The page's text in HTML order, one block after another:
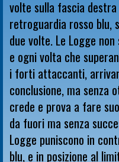
volte sulla fascia
retroguardia rosso blu,
due volte. Le Logge
e ogni volta che
i forti attaccanti,
conclusione, ma senza
crede e prova a fare
da fuori ma senza
Logge puniscono in
blu, e in posizione al